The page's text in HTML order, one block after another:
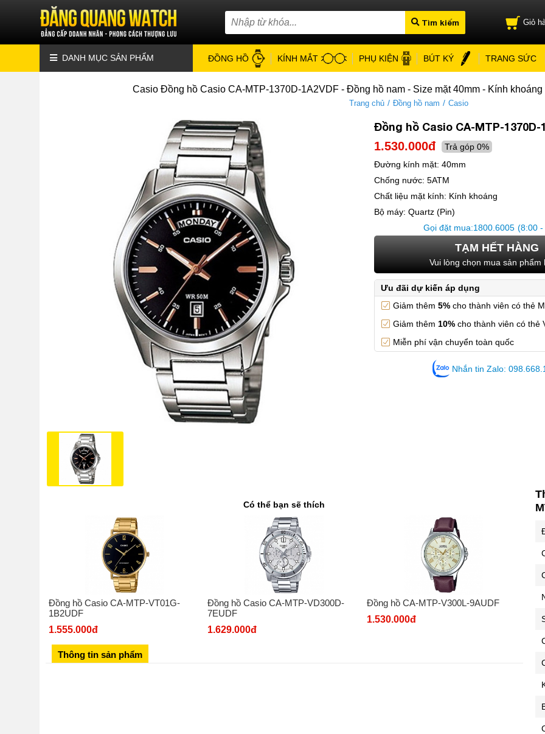
Tìm kiếm Giỏ
DANH MỤC SẢN PHẨM ĐỒNG HỒ KÍNH MẮT PHỤ KIỆN BÚT KÝ TRANG SỨC
Casio Đồng hồ Casio CA-MTP-1370D-1A2VDF - Đồng hồ nam - Size mặt 40mm - Kính
Trang chủ / Đồng hồ nam / Casio
Đồng hồ Casio CA-MTP-1370D-
1.530.000đ
Trả góp 0%
Đường kính mặt: 40mm
Chống nước: 5ATM
Chất liệu mặt kính: Kính khoáng
Bộ máy: Quartz (Pin)
Gọi đặt mua:1800.6005 (8:00 -
TẠM HẾT HÀNG
Vui lòng chọn mua sản phẩm
Ưu đãi dự kiến áp dụng
Giảm thêm 5%cho thành viên có thẻ
Giảm thêm 10%cho thành viên có thẻ
Miễn phí vận chuyển toàn quốc
Nhắn tin Zalo:
Có thể bạn sẽ thích
Đồng hồ Casio CA-MTP-VT01G-
1B2UDF
1.555.000đ
Đồng hồ Casio CA-MTP-VD300D-
7EUDF
1.629.000đ
Đồng hồ CA-MTP-V300L-9AUDF
1.530.000đ
Thông tin sản phẩm